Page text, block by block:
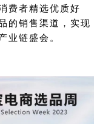
费者精选优质好
的销售渠道，实现
业链盛会。